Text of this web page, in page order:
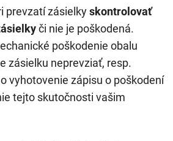
prevzatí zásielkyskontrolovať
či nie je poškodená.
poškodenie obalu
zásielku neprevziať, resp.
vyhotovenie zápisu o poškodení
tejto skutočnosti vašim